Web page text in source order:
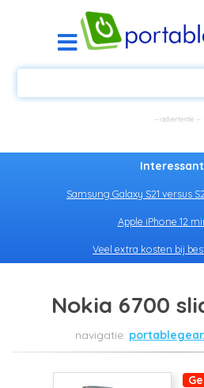
Samsung Galaxy S21 versus
Apple iPhone 12
Veel extra kosten bij
Nokia 6700